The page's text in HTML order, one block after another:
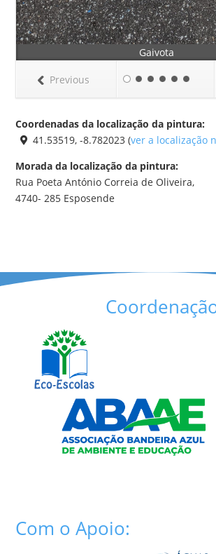
Gaivota
Previous
Coordenadas da localização da pintura:
41.53519, -8.782023 (ver a localização
Morada da localização da pintura:
Rua Poeta António Correia de Oliveira,
4740- 285 Esposende
Com o Apoio: